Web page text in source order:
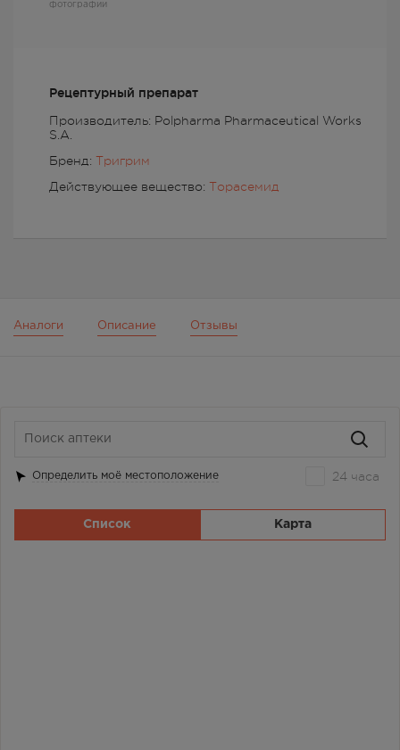
Рецептурный препарат
Производитель: Polpharma Pharmaceutical Works
S.A.
Бренд: Тригрим
Действующее вещество: Торасемид
фотографии
Аналоги Описание Отзывы
Определить моё местоположение 24 часа
Список Карта